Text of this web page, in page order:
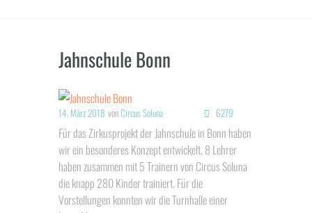
Jahnschule Bonn
14. März 2018 vonCircus Soluna 6279
Für das Zirkusprojekt der Jahnschule in Bonn haben
wir ein besonderes Konzept entwickelt. 8 Lehrer
haben zusammen mit 5 Trainern von Circus Soluna
die knapp 280 Kinder trainiert. Für die
Vorstellungen konnten wir die Turnhalle einer